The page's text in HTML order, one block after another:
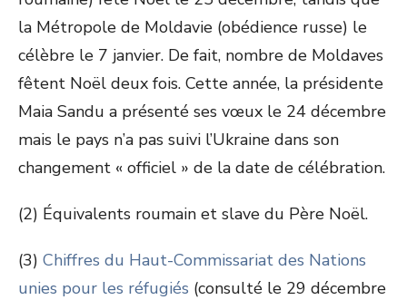
la Métropole de Moldavie (obédience russe) le
célèbre le 7 janvier. De fait, nombre de Moldaves
fêtent Noël deux fois. Cette année, la présidente
Maia Sandu a présenté ses vœux le 24 décembre
mais le pays n’a pas suivi l’Ukraine dans son
changement « officiel » de la date de célébration.
(2) Équivalents roumain et slave du Père Noël.
(3) Chiffres du Haut-Commissariat des Nations
unies pour les réfugiés (consulté le 29 décembre